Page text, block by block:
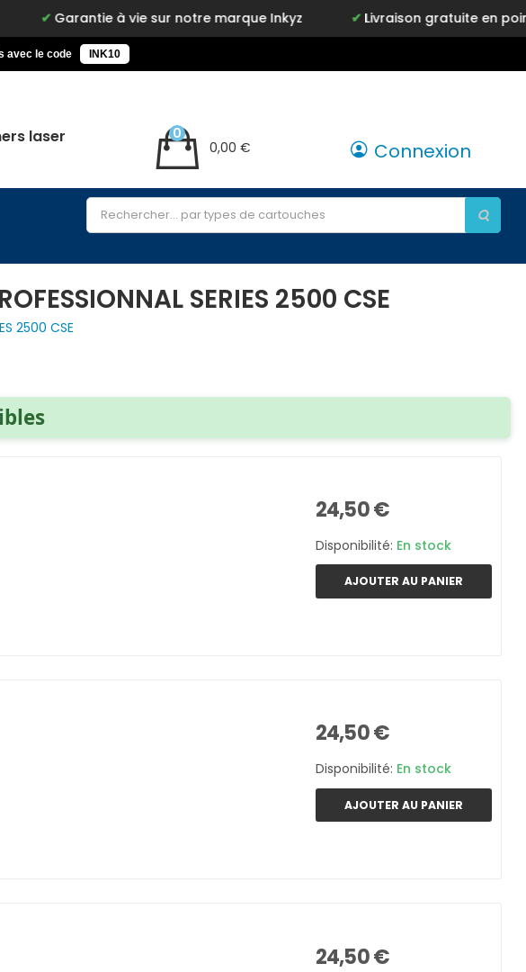
Garantie à vie sur notre marque Inkyz Livraison gratuite en point
avec le code INK10
laser
0,00 €
0
Connexion
SERIES 2500 CSE
2500 CSE
24,50 €
Disponibilité: En stock
AJOUTER AU PANIER
24,50 €
Disponibilité: En stock
AJOUTER AU PANIER
24,50 €